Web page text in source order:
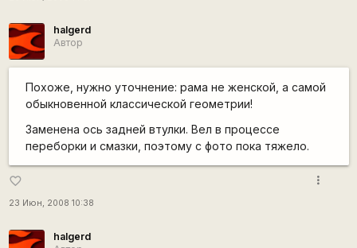
halgerd
Автор
Похоже, нужно уточнение: рама не женской, а самой
обыкновенной классической геометрии!
Заменена ось задней втулки. Вел в процессе
переборки и смазки, поэтому с фото пока тяжело.
favorite_border
23 Июн, 2008 10:38
more_vert
halgerd